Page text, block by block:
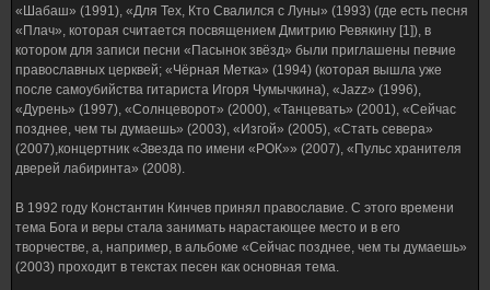
«Шабаш» (1991), «Для Тех, Кто Свалился с Луны» (1993) (где есть песня
«Плач», которая считается посвящением Дмитрию Ревякину [1]), в
котором для записи песни «Пасынок звёзд» были приглашены певчие
православных церквей; «Чёрная Метка» (1994) (которая вышла уже
после самоубийства гитариста Игоря Чумычкина), «Jazz» (1996),
«Дурень» (1997), «Солнцеворот» (2000), «Танцевать» (2001), «Сейчас
позднее, чем ты думаешь» (2003), «Изгой» (2005), «Стать севера»
(2007),концертник «Звезда по имени «РОК»» (2007), «Пульс хранителя
дверей лабиринта» (2008).
В 1992 году Константин Кинчев принял православие. С этого времени
тема Бога и веры стала занимать нарастающее место и в его
творчестве, а, например, в альбоме «Сейчас позднее, чем ты думаешь»
(2003) проходит в текстах песен как основная тема.